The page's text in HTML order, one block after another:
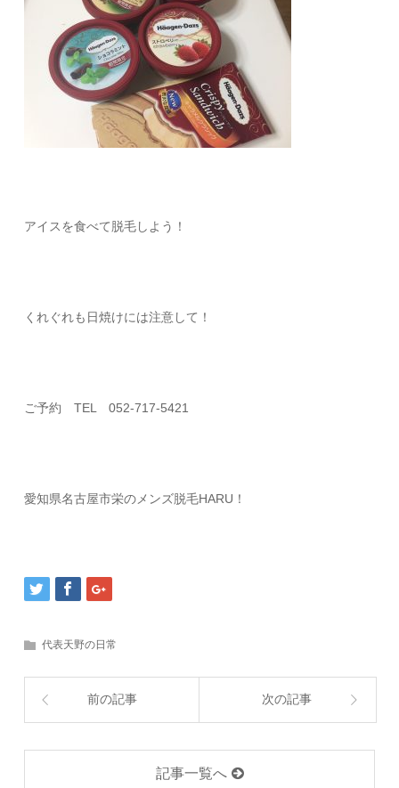
アイスを食べて脱毛しよう！
くれぐれも日焼けには注意して！
ご予約 TEL 052-717-5421
愛知県名古屋市栄のメンズ脱毛HARU！
代表天野の日常
前の記事 次の記事
記事一覧へ